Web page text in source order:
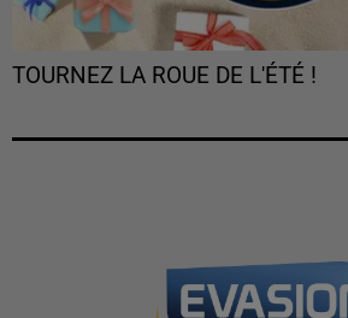
TOURNEZ LA ROUE DE L'ÉTÉ !